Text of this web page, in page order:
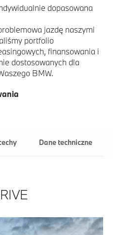
dopasowana
jazdę naszymi
portfolio
finansowania i
dostosowanych dla
BMW.
Dane techniczne